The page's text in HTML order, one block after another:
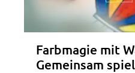
Farbmagie mit
Gemeinsam